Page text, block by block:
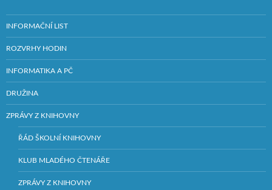
INFORMAČNÍ LIST
ROZVRHY HODIN
INFORMATIKA A PČ
DRUŽINA
ZPRÁVY Z KNIHOVNY
ŘÁD ŠKOLNÍ KNIHOVNY
KLUB MLADÉHO ČTENÁŘE
ZPRÁVY Z KNIHOVNY